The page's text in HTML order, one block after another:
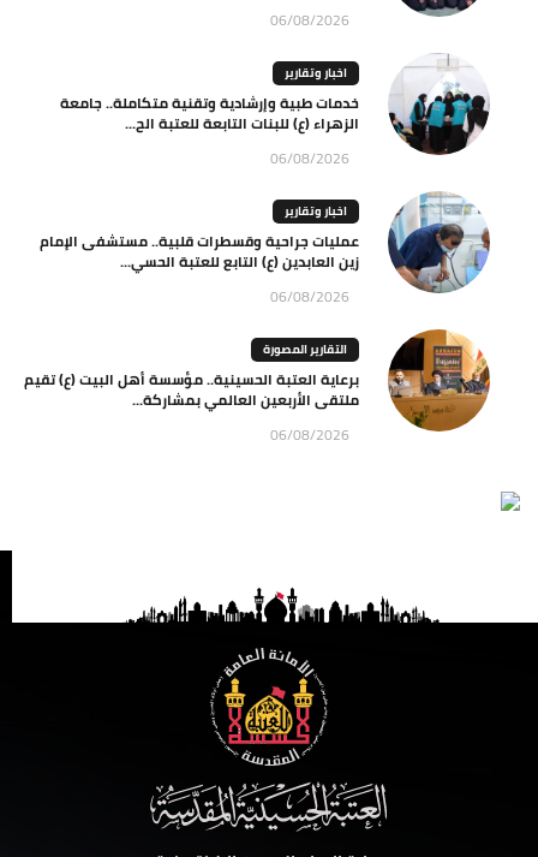
06/08/2026
اخبار وتقارير
خدمات طبية وإرشادية وتقنية متكاملة.. جامعة
الزهراء (ع) للبنات التابعة للعتبة الح...
06/08/2026
اخبار وتقارير
عمليات جراحية وقسطرات قلبية.. مستشفى الإمام
زين العابدين (ع) التابع للعتبة الحسي...
06/08/2026
التقارير المصورة
برعاية العتبة الحسينية.. مؤسسة أهل البيت (ع) تقيم
ملتقى الأربعين العالمي بمشاركة...
06/08/2026